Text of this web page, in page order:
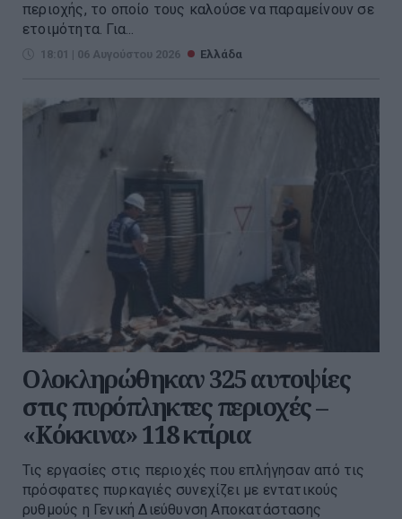
περιοχής, το οποίο τους καλούσε να παραμείνουν σε
ετοιμότητα. Για...
18:01 | 06 Αυγούστου 2026 Ελλάδα
Ολοκληρώθηκαν 325 αυτοψίες
στις πυρόπληκτες περιοχές –
«Κόκκινα» 118 κτίρια
Τις εργασίες στις περιοχές που επλήγησαν από τις
πρόσφατες πυρκαγιές συνεχίζει με εντατικούς
ρυθμούς η Γενική Διεύθυνση Αποκατάστασης